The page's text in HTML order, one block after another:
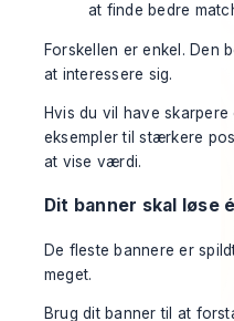
at finde bedre
Forskellen er enkel. Den
at interessere sig.
Hvis du vil have
eksempler til stærkere
at vise værdi.
Dit banner skal løse
De fleste bannere er
meget.
Brug dit banner til at